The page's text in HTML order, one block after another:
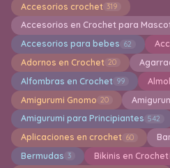
Accesorios crochet 319
Accesorios en Crochet para
Accesorios para bebes 62
Adornos en Crochet 20
Alfombras en Crochet 99
Amigurumi Gnomo 20
Amigurumi para Principiantes 542
Aplicaciones en crochet 60
Bermudas 3 Bikinis en Crochet